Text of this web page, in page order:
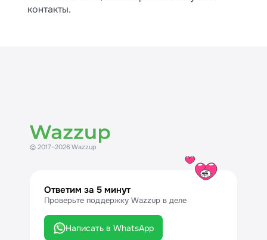
контакты.
© 2017–2026 Wazzup
Ответим за 5 минут
Проверьте поддержку Wazzup в деле
Написать в WhatsApp